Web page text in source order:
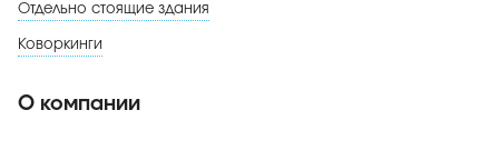
Отдельно стоящие здания
Коворкинги
О компании